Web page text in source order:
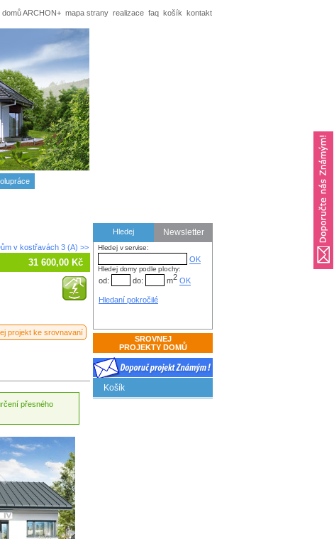
ARCHON+ mapa strany realizace faq košík kontakt
v kostřavách 3 (A) >>
31 600,00 Kč
projekt ke srovnavaní
přesného
Hledej Newsletter
Hledej v servise:
Hledej domy podle plochy:
od: do: m2
Hledaní pokročilé
SROVNEJ
PROJEKTY DOMŮ
Košík